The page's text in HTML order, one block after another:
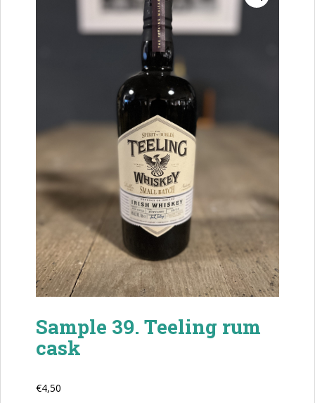
Sample 39. Teeling rum
cask
€4,50